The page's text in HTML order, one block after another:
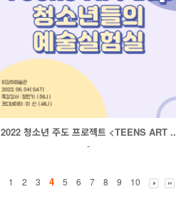
2022 청소년 주도 프로젝트 <TEENS ART ..
-
1 2 3 4 5 6 7 8 9 10